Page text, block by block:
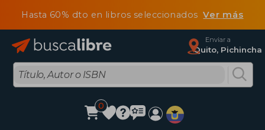
Hasta 60% dto en libros seleccionadosVer más
Enviar a
Quito, Pichincha
0